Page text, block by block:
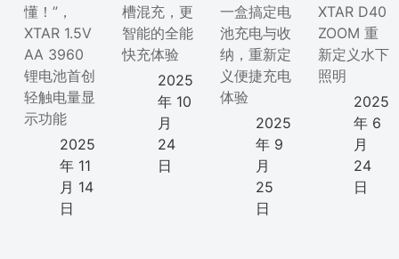
懂！”，
XTAR 1.5V
AA 3960
锂电池首创
轻触电量显
示功能
2025
年 11
月 14
日
槽混充，更
智能的全能
快充体验
2025
年 10
月
24
日
一盒搞定电
池充电与收
纳，重新定
义便捷充电
体验
2025
年 9
月
25
日
XTAR D40
ZOOM 重
新定义水下
照明
2025
年 6
月
24
日